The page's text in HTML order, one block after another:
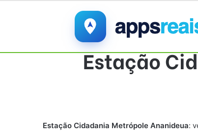
Estação
Estação Cidadania Metrópole Ananideua: